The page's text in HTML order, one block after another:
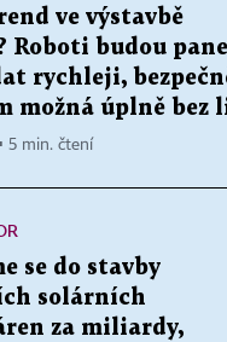
ve výstavbě
Roboti budou
rychleji,
možná úplně bez
5 min. čtení
se do stavby
solárních
za miliardy,